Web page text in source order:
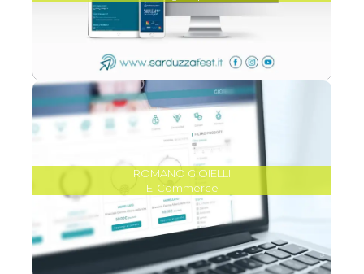
ROMANO GIOIELLI
E-Commerce